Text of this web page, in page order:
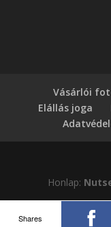
Vásárlói
Elállás joga
Honlap:
Shares